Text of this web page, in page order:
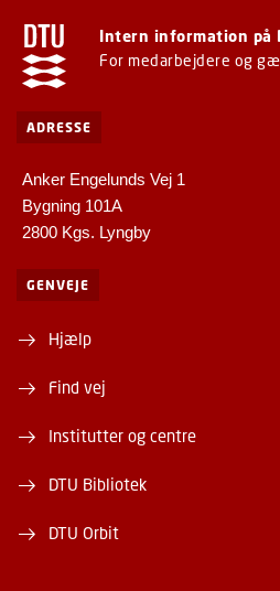
Intern information på
For medarbejdere og
ADRESSE
Anker Engelunds Vej 1
Bygning 101A
2800 Kgs. Lyngby
GENVEJE
Hjælp
Find vej
Institutter og centre
DTU Bibliotek
DTU Orbit